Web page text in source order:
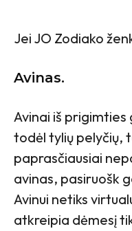
Jei JO Zodiako
Avinas.
Avinai iš prigimties
todėl tylių pelyčių,
paprasčiausiai
avinas, pasiruošk
Avinui netiks
atkreipia dėmesį